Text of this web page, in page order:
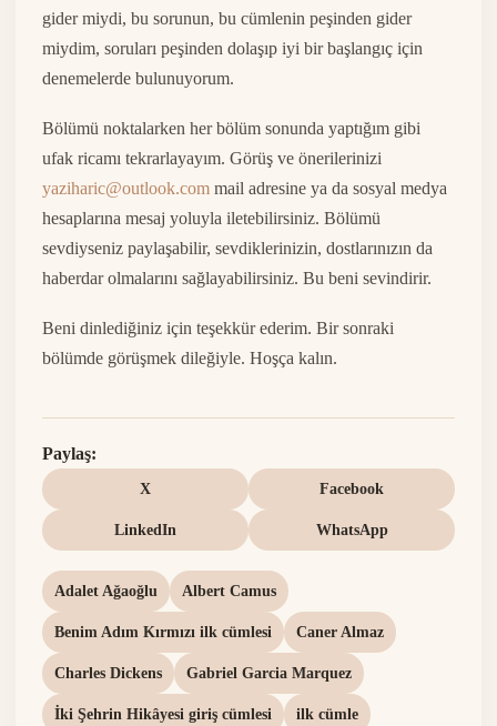
gider miydi, bu sorunun, bu cümlenin peşinden gider
miydim, soruları peşinden dolaşıp iyi bir başlangıç için
denemelerde bulunuyorum.
Bölümü noktalarken her bölüm sonunda yaptığım gibi
ufak ricamı tekrarlayayım. Görüş ve önerilerinizi
yaziharic@outlook.com mail adresine ya da sosyal medya
hesaplarına mesaj yoluyla iletebilirsiniz. Bölümü
sevdiyseniz paylaşabilir, sevdiklerinizin, dostlarınızın da
haberdar olmalarını sağlayabilirsiniz. Bu beni sevindirir.
Beni dinlediğiniz için teşekkür ederim. Bir sonraki
bölümde görüşmek dileğiyle. Hoşça kalın.
Paylaş:
X Facebook
LinkedIn WhatsApp
Adalet Ağaoğlu Albert Camus
Benim Adım Kırmızı ilk cümlesi Caner Almaz
Charles Dickens Gabriel Garcia Marquez
İki Şehrin Hikâyesi giriş cümlesi ilk cümle